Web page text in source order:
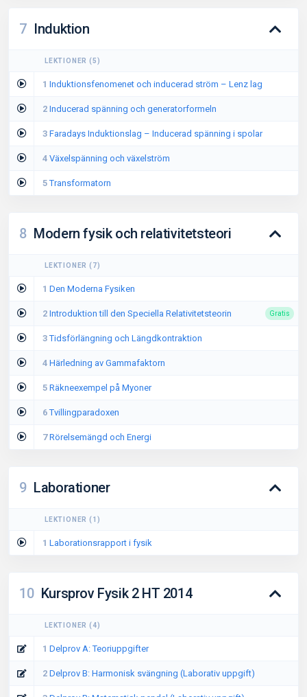
7 Induktion
LEKTIONER (5)
1 Induktionsfenomenet och inducerad ström – Lenz lag
2 Inducerad spänning och generatorformeln
3 Faradays Induktionslag – Inducerad spänning i spolar
4 Växelspänning och växelström
5Transformatorn
8 Modern fysik och relativitetsteori
LEKTIONER (7)
1 Den Moderna Fysiken
2 Introduktion till den Speciella Relativitetsteorin Gratis
3Tidsförlängning och Längdkontraktion
4 Härledning av Gammafaktorn
5 Räkneexempel på Myoner
6Tvillingparadoxen
7Rörelsemängd och Energi
9 Laborationer
LEKTIONER (1 )
1 Laborationsrapport i fysik
10 Kursprov Fysik 2 HT 2014
LEKTIONER (4)
1 Delprov A: Teoriuppgifter
2 Delprov B: Harmonisk svängning (Laborativ uppgift)